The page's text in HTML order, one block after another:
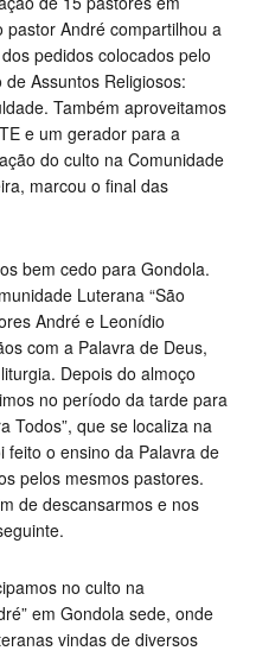
pastor André compartilhou a
pedidos colocados pelo
Assuntos Religiosos:
Também aproveitamos
e um gerador para a
do culto na Comunidade
marcou o final das
bem cedo para Gondola.
Luterana “São
André e Leonídio
com a Palavra de Deus,
Depois do almoço
no período da tarde para
Todos”, que se localiza na
feito o ensino da Palavra de
pelos mesmos pastores.
de descansarmos e nos
no culto na
em Gondola sede, onde
vindas de diversos